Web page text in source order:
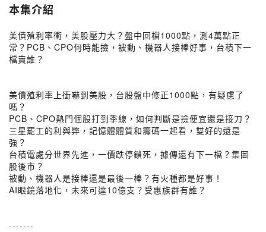
本集介紹
美債殖利率衝，美股壓力大？盤中回檔1000點，測4萬點正
常？PCB、CPO何時能撿，被動、機器人接棒好事，台積下一
檔賣誰？
美債殖利率上衝嚇到美股，台股盤中修正1000點，有疑慮了
嗎？
PCB、CPO熱門個股打到季線，如何判斷是撿便宜還是接刀？
三星罷工的利與弊，記憶體體質和籌碼一起看，雙好的還是
強？
台積電處分世界先進，一價跌停鎖死，據傳還有下一檔？集圖
股後市？
被動、機器人是接棒還是最後一棒？有火種都是好事！
AI眼鏡落地化，未來可達10億支？受惠族群有誰？
-------